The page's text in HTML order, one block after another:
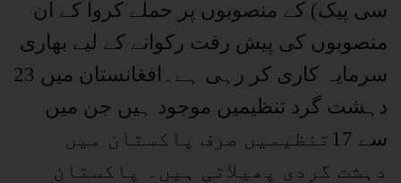
سی پیک) کے منصوبوں پر حملے کروا کے ان
منصوبوں کی پیش رفت رکوانے کے لیے بھاری
سرمایہ کاری کر رہی ہے۔افغانستان میں 23
دہشت گرد تنظیمیں موجود ہیں جن میں
سے 17تنظیمیں صرف پاکستان میں
دہشت گردی پھیلاتی ہیں۔ پاکستان